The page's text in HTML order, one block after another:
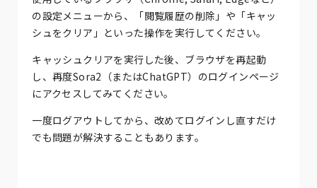
の設定メニューから、「閲覧履歴の削除」や「キャッ
シュをクリア」といった操作を実行してください。
キャッシュクリアを実行した後、ブラウザを再起動
し、再度Sora2（またはChatGPT）のログインページ
にアクセスしてみてください。
一度ログアウトしてから、改めてログインし直すだけ
でも問題が解決することもあります。